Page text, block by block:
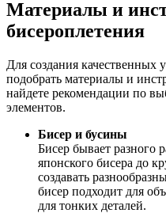
Материалы и
бисероплетения
Для создания
подобрать материалы и
найдете рекомендации по
элементов.
Бисер и бусины
Бисер бывает разного
японского бисера до
создавать
бисер подходит для
для тонких деталей.